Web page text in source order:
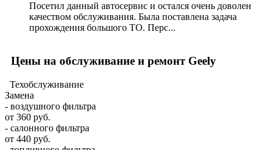
Посетил данный автосервис и остался очень доволен
качеством обслуживания. Была поставлена задача
прохождения большого ТО. Перс...
Цены на обслуживание и ремонт Geely
Техобслуживание
Замена
- воздушного фильтра
от 360 руб.
- салонного фильтра
от 440 руб.